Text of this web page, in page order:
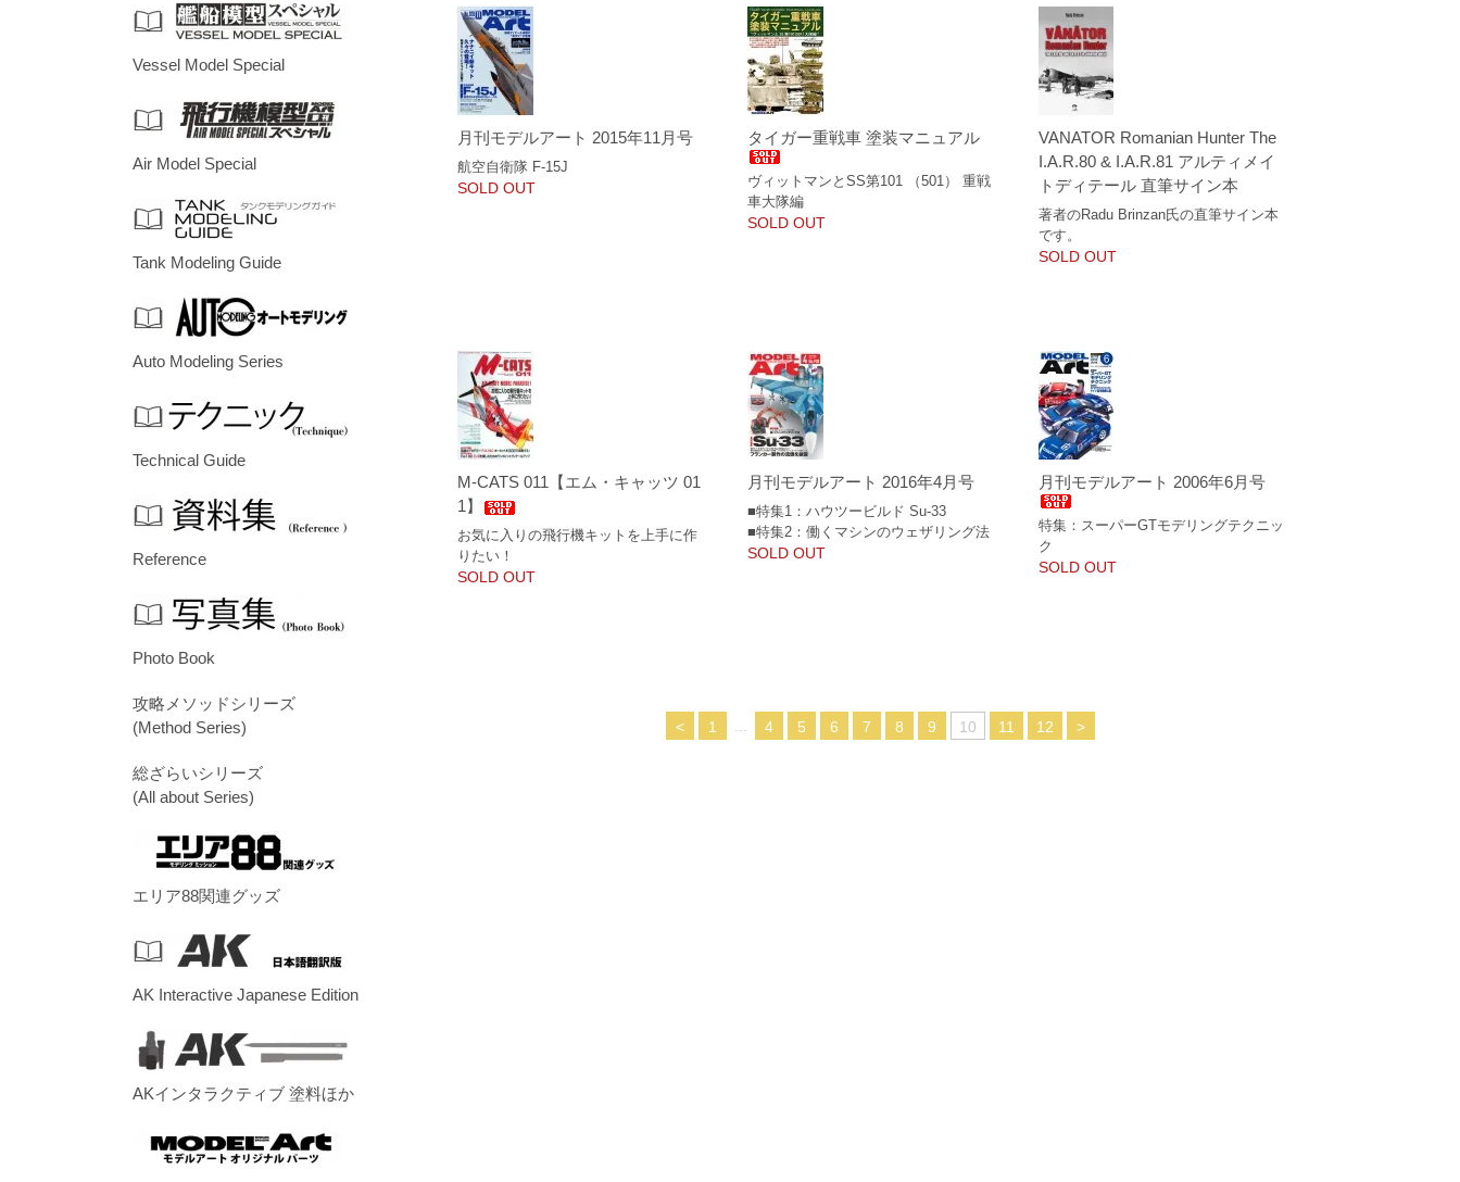
月刊モデルアート 2015年11月号
航空自衛隊 F-15J
SOLD OUT
タイガー重戦車 塗装マニュアル
ヴィットマンとSS第101 （501） 重戦
車大隊編
SOLD OUT
VANATOR Romanian Hunter The
I.A.R.80 & I.A.R.81 アルティメイ
トディテール 直筆サイン本
著者のRadu Brinzan氏の直筆サイン本
です。
SOLD OUT
M-CATS 011【エム・キャッツ 01
1】
お気に入りの飛行機キットを上手に作
りたい！
SOLD OUT
月刊モデルアート 2016年4月号
■特集1：ハウツービルド Su-33
■特集2：働くマシンのウェザリング法
SOLD OUT
月刊モデルアート 2006年6月号
特集：スーパーGTモデリングテクニッ
ク
SOLD OUT
< 1 4 5 6 7 8 9 10 11 12 >
Vessel Model Special
Air Model Special
Tank Modeling Guide
Auto Modeling Series
Technical Guide
Reference
Photo Book
攻略メソッドシリーズ
(Method Series)
総ざらいシリーズ
(All about Series)
エリア88関連グッズ
AK Interactive Japanese Edition
AKインタラクティブ 塗料ほか